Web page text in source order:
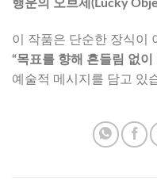
행운의 오브제(Lucky
이 작품은 단순한 장식이
“목표를 향해 흔들림 없이
예술적 메시지를 담고 있